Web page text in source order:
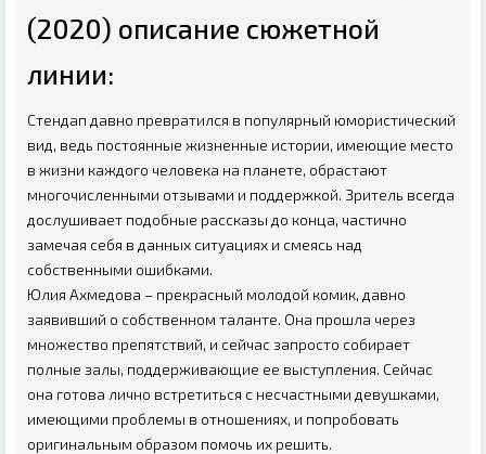
(2020) описание сюжетной
линии:
Стендап давно превратился в популярный юмористический
вид, ведь постоянные жизненные истории, имеющие место
в жизни каждого человека на планете, обрастают
многочисленными отзывами и поддержкой. Зритель всегда
дослушивает подобные рассказы до конца, частично
замечая себя в данных ситуациях и смеясь над
собственными ошибками.
Юлия Ахмедова – прекрасный молодой комик, давно
заявивший о собственном таланте. Она прошла через
множество препятствий, и сейчас запросто собирает
полные залы, поддерживающие ее выступления. Сейчас
она готова лично встретиться с несчастными девушками,
имеющими проблемы в отношениях, и попробовать
оригинальным образом помочь их решить.